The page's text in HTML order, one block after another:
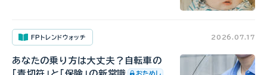
FPトレンドウォッチ 2026.07.17
あなたの乗り方は大丈夫？自転車の